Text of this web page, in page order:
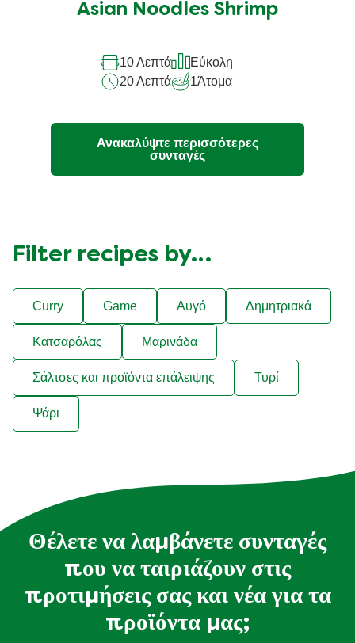
αξιολογήσεις
αυτό
το
recipe
Asian Noodles Shrimp
10 Λεπτά
Εύκολη
20 Λεπτά
1Άτομα
Ανακαλύψτε περισσότερες
συνταγές
Filter recipes by…
Curry Game Αυγό Δημητριακά
Κατσαρόλας Μαρινάδα
Σάλτσες και προϊόντα επάλειψης Τυρί
Ψάρι
Θέλετε να λαμβάνετε συνταγές
που να ταιριάζουν στις
προτιμήσεις σας και νέα για τα
προϊόντα μας;